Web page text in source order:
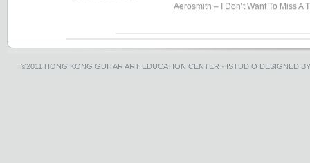
Aerosmith – I Don’t Want To Miss
©2011 HONG KONG GUITAR ART EDUCATION CENTER · ISTUDIO DESIGNED